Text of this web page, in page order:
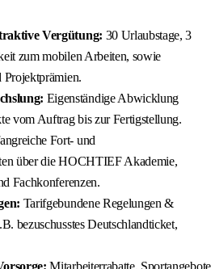
Vergütung: 30 Urlaubstage, 3
zum mobilen Arbeiten, sowie
Projektprämien.
Eigenständige Abwicklung
vom Auftrag bis zur Fertigstellung.
Fort- und
über die HOCHTIEF Akademie,
Fachkonferenzen.
Tarifgebundene Regelungen &
bezuschusstes Deutschlandticket,